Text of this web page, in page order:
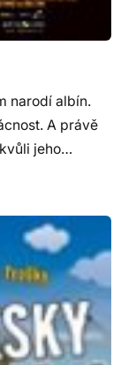
narodí albín.
A právě
jeho…